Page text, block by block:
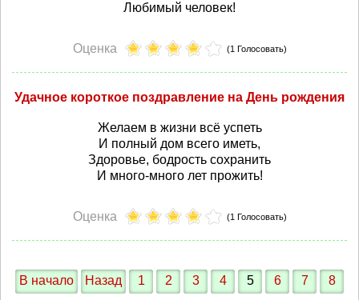
Любимый человек!
Оценка (1 Голосовать)
Удачное короткое поздравление на День рождения
Желаем в жизни всё успеть
И полный дом всего иметь,
Здоровье, бодрость сохранить
И много-много лет прожить!
Оценка (1 Голосовать)
В начало Назад 1 2 3 4 5 6 7 8